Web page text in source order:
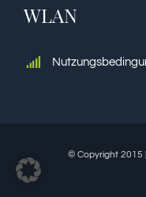
WLAN
© Copyright 2015